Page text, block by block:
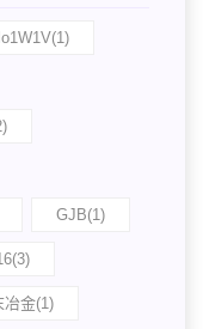
GJB(1)
冶金(1)